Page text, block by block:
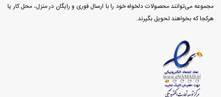
مجموعه می‌توانند محصولات دلخواه خود را با ارسال فوری و رایگان در منزل، محل کار یا
هرکجا که بخواهند تحویل بگیرند.